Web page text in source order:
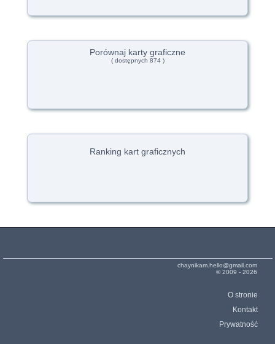
Porównaj karty graficzne
( dostępnych 874 )
Ranking kart graficznych
chaynikam.hello@gmail.com
© 2009 - 2026
O stronie
Kontakt
Prywatność